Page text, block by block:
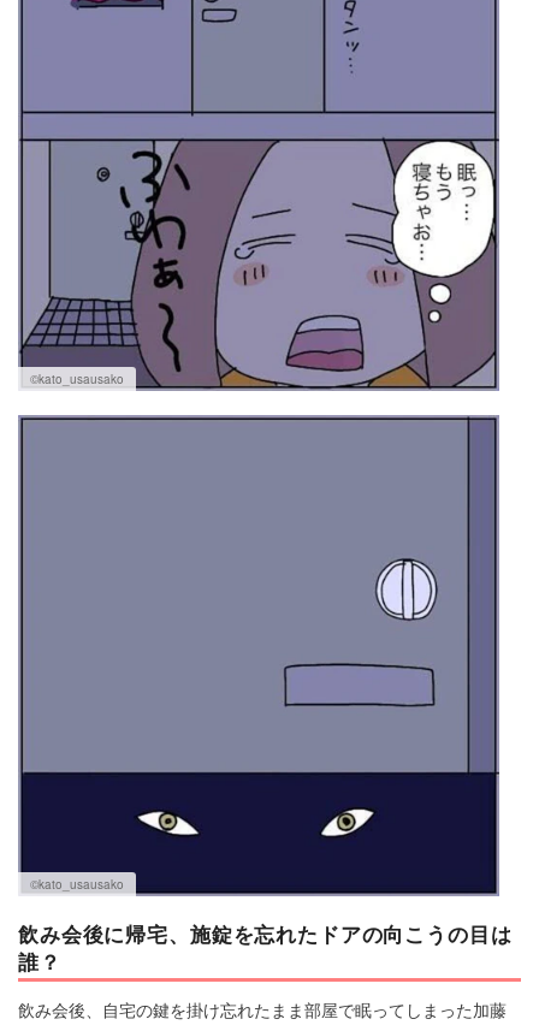
©kato_usausako
©kato_usausako
飲み会後に帰宅、施錠を忘れたドアの向こうの目は
誰？
飲み会後、自宅の鍵を掛け忘れたまま部屋で眠ってしまった加藤